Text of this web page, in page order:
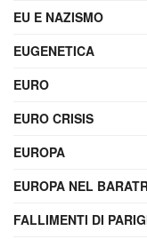
EU E NAZISMO
EUGENETICA
EURO
EURO CRISIS
EUROPA
EUROPA NEL
FALLIMENTI DI